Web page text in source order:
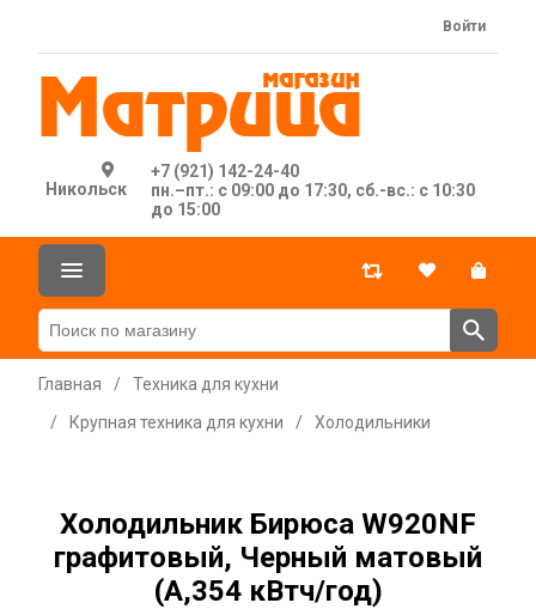
Никольск
+7 (921) 142-24-40
пн.–пт.: с 09:00 до 17:30, сб.-вс.: с 10:30
до 15:00
Войти
Главная /
Техника для кухни
/
Крупная техника для кухни / Холодильники
Холодильник Бирюса W920NF
графитовый, Черный матовый
(A,354 кВтч/год)